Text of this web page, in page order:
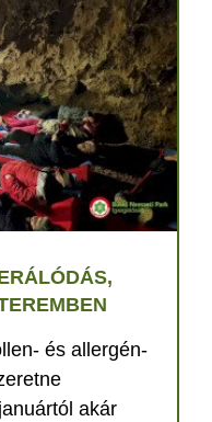
és allergén-
akár